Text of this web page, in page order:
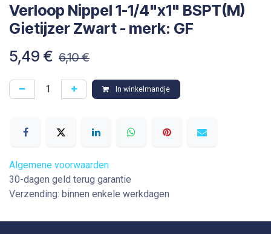
Verloop Nippel 1-1/4"x1" BSPT(M)
Gietijzer Zwart - merk: GF
5,49 € 6,10€
In winkelmandje
Algemene voorwaarden
30-dagen geld terug garantie
Verzending: binnen enkele werkdagen